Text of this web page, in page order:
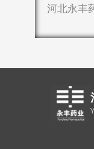
河北永丰